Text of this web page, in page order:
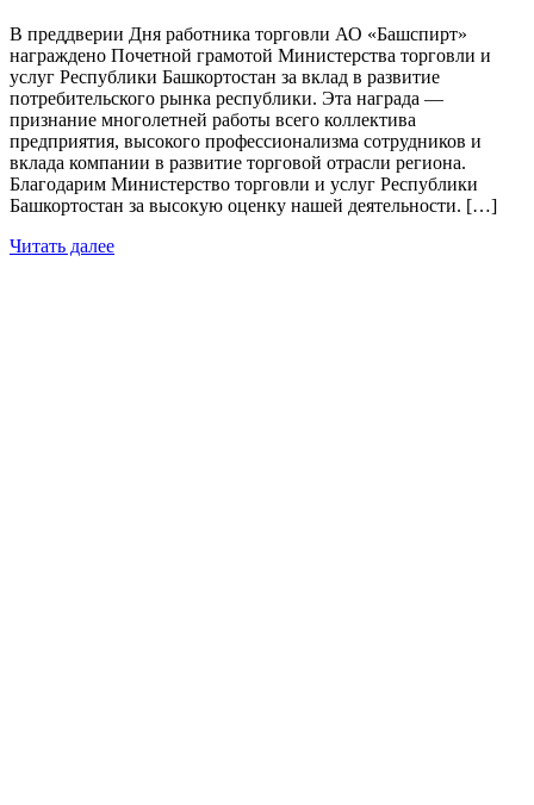
В преддверии Дня работника торговли АО «Башспирт»
награждено Почетной грамотой Министерства торговли и
услуг Республики Башкортостан за вклад в развитие
потребительского рынка республики. Эта награда —
признание многолетней работы всего коллектива
предприятия, высокого профессионализма сотрудников и
вклада компании в развитие торговой отрасли региона.
Благодарим Министерство торговли и услуг Республики
Башкортостан за высокую оценку нашей деятельности. […]
Читать далее